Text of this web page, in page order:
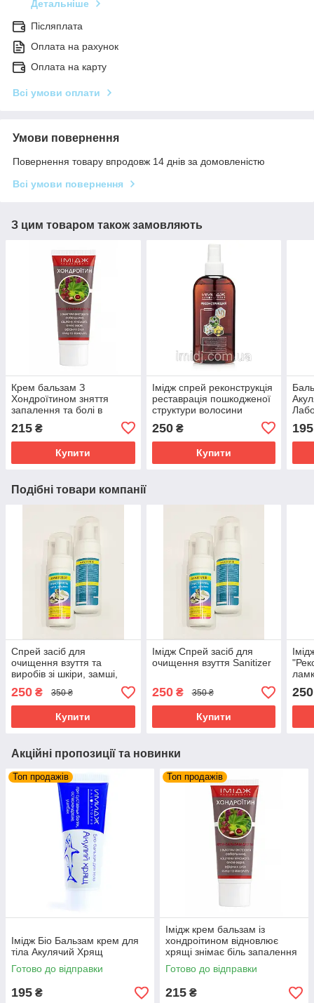
Детальніше
Післяплата
Оплата на рахунок
Оплата на карту
Всі умови оплати
Умови повернення
Повернення товару впродовж 14 днів за домовленістю
Всі умови повернення
З цим товаром також замовляють
Крем бальзам З
Хондроїтином зняття
запалення та болі в
суглобах, м'язах і хребті
Імідж Лабораторія
215 ₴
Купити
Імідж спрей реконструкція
реставрація пошкодженої
структури волосини
250₴
Купити
195
Подібні товари компанії
Спрей засіб для
очищення взуття та
виробів зі шкіри, замші,
велюру, текстильних
матеріалів Sanitizer Імідж
250 ₴ 350 ₴
Купити
Імідж Спрей засіб для
очищення взуття Sanitizer
250₴ 350 ₴
Купити
250
Акційні пропозиції та новинки
Топ продажів
Імідж Біо Бальзам крем для
тіла Акулячий Хрящ
Готово до відправки
195 ₴
Топ продажів
Імідж крем бальзам із
хондроітином відновлює
хрящі знімає біль запалення
суглобів та м'язів
Готово до відправки
215 ₴